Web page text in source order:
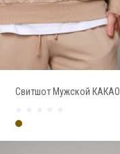
Свитшот Мужской КАКАО
Какао